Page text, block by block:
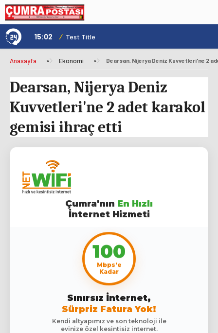
15:02 / Test Title
Anasayfa » Ekonomi » Dearsan, Nijerya Deniz Kuvvetleri'ne 2
Dearsan, Nijerya Deniz
Kuvvetleri'ne 2 adet karakol
gemisi ihraç etti
Çumra'nın En Hızlı
İnternet Hizmeti
100
Mbps'e
Kadar
Sınırsız İnternet,
Sürpriz Fatura Yok!
Kendi altyapımız ve son teknoloji ile
evinize özel kesintisiz internet.